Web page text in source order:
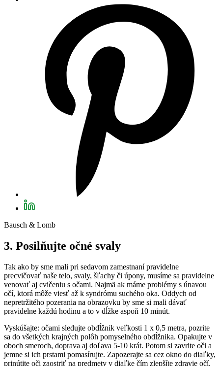
Bausch & Lomb
3. Posilňujte očné svaly
Tak ako by sme mali pri sedavom zamestnaní pravidelne
precvičovať naše telo, svaly, šľachy či úpony, musíme sa pravidelne
venovať aj cvičeniu s očami. Najmä ak máme problémy s únavou
očí, ktorá môže viesť až k syndrómu suchého oka. Oddych od
nepretržitého pozerania na obrazovku by sme si mali dávať
pravidelne každú hodinu a to v dĺžke aspoň 10 minút.
Vyskúšajte: očami sledujte obdĺžnik veľkosti 1 x 0,5 metra, pozrite
sa do všetkých krajných polôh pomyselného obdĺžnika. Opakujte v
oboch smeroch, doprava aj doľava 5-10 krát. Potom si zavrite oči a
jemne si ich prstami pomasírujte. Zapozerajte sa cez okno do diaľky,
prinútite oči zaostriť na predmety v diaľke čím zlepšíte zdravie očí.